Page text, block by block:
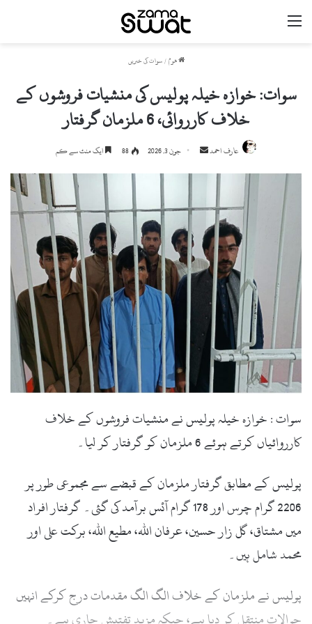
مینو
ھوم / سوات کی خبریں
سوات: خوازہ خیلہ پولیس کی منشیات فروشوں کے
خلاف کارروائی، 6 ملزمان گرفتار
عارف احمد
Send جون 3, 2026 88 ایک منٹ سے کم
سوات : خوازہ خیلہ پولیس نے منشیات فروشوں کے خلاف
کارروائیاں کرتے ہوئے 6 ملزمان کو گرفتار کر لیا۔
پولیس کے مطابق گرفتار ملزمان کے قبضے سے مجموعی طور پر
2206 گرام چرس اور 178 گرام آئس برآمد کی گئی۔ گرفتار افراد
میں مشتاق، گل زار حسین، عرفان اللہ، مطیع اللہ، برکت علی اور
محمد شامل ہیں۔
پولیس نے ملزمان کے خلاف الگ الگ مقدمات درج کرکے انہیں
حوالات منتقل کر دیا ہے، جبکہ مزید تفتیش جاری ہے۔